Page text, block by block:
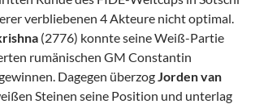
verbliebenen 4 Akteure nicht optimal.
(2776) konnte seine Weiß-Partie
rumänischen GM Constantin
Dagegen überzogJorden van
Steinen seine Position und unterlag